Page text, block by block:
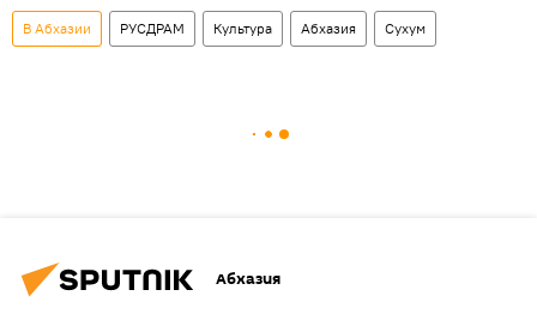
В Абхазии РУСДРАМ Культура Абхазия Сухум
Абхазия